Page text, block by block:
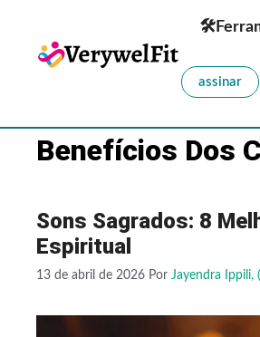
assinar
Benefícios Dos
Sons Sagrados: 8
Espiritual
13 de abril de 2026 Por Jayendra Ippili,